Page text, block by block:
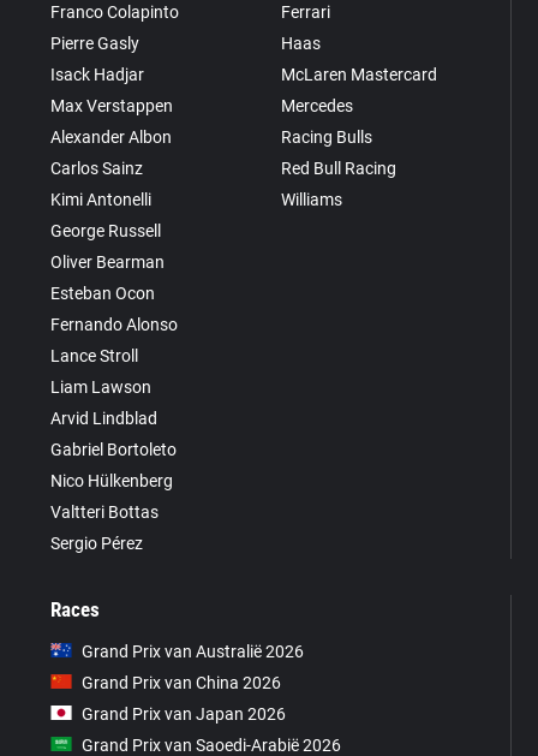
Franco Colapinto
Pierre Gasly
Isack Hadjar
Max Verstappen
Alexander Albon
Carlos Sainz
Kimi Antonelli
George Russell
Oliver Bearman
Esteban Ocon
Fernando Alonso
Lance Stroll
Liam Lawson
Arvid Lindblad
Gabriel Bortoleto
Nico Hülkenberg
Valtteri Bottas
Sergio Pérez
Ferrari
Haas
McLaren Mastercard
Mercedes
Racing Bulls
Red Bull Racing
Williams
Races
Grand Prix van Australië 2026
Grand Prix van China 2026
Grand Prix van Japan 2026
Grand Prix van Saoedi-Arabië 2026